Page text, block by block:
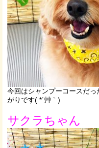
今回はシャンプーコースだ
がりです( *´艸｀)
サクラちゃん